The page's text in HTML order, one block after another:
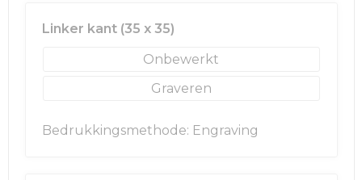
Linker kant (35 x 35)
Onbewerkt
Graveren
Bedrukkingsmethode: Engraving